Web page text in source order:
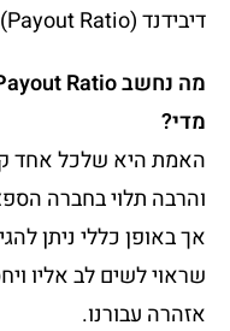
דיבידנד (Payout Ratio) לא יהיה גבוה מדי.
מדי?
האמת היא שלכל אחד
והרבה תלוי בחברה
אזהרה עבורנו.